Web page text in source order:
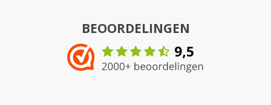
BEOORDELINGEN